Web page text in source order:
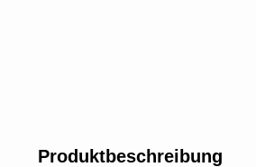
Produktbeschreibung